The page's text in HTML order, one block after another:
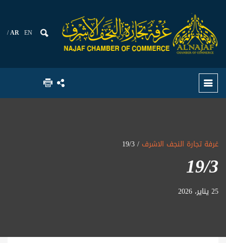
AR EN
غرفة تجارة النجف الاشرف / 19/3
19/3
25 يناير، 2026